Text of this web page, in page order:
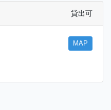
貸出可
MAP